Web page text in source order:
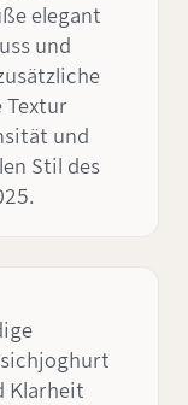
elegant
und
Textur
und
Stil des
Klarheit